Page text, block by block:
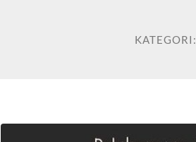
KATEGORI: